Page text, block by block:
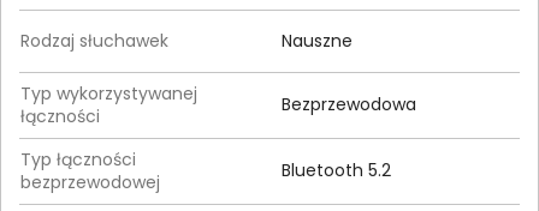
Rodzaj słuchawek Nauszne
Typ wykorzystywanej
łączności
Bezprzewodowa
Typ łączności
bezprzewodowej
Bluetooth 5.2